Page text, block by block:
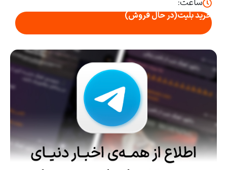
ساعت:
خرید بلیت(در حال فروش)